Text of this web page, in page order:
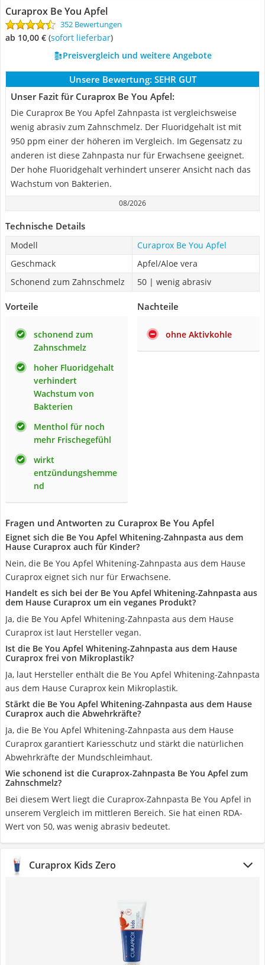
Curaprox Be You Apfel
352 Bewertungen
ab 10,00 € ( Sofort lieferbar)
Preisvergleich und weitere Angebote
Unsere Bewertung: SEHR GUT
Unser Fazit für Curaprox Be You Apfel:
Die Curaprox Be You Apfel Zahnpasta ist vergleichsweise
wenig abrasiv zum Zahnschmelz. Der Fluoridgehalt ist mit
950 ppm einer der höheren im Vergleich. Im Gegensatz zu
anderen ist diese Zahnpasta nur für Erwachsene geeignet.
Der hohe Fluoridgehalt verhindert unserer Ansicht nach das
Wachstum von Bakterien.
08/2026
Technische Details
Modell
Curaprox Be You Apfel
Geschmack
Apfel/Aloe vera
Schonend zum Zahnschmelz
50 | wenig abrasiv
Vorteile
schonend zum
Zahnschmelz
hoher Fluoridgehalt
verhindert
Wachstum von
Bakterien
Menthol für noch
mehr Frischegefühl
wirkt
entzündungshemme
nd
Nachteile
ohne Aktivkohle
Fragen und Antworten zu Curaprox Be You Apfel
Eignet sich die Be You Apfel Whitening-Zahnpasta aus dem
Hause Curaprox auch für Kinder?
Nein, die Be You Apfel Whitening-Zahnpasta aus dem Hause
Curaprox eignet sich nur für Erwachsene.
Handelt es sich bei der Be You Apfel Whitening-Zahnpasta aus
dem Hause Curaprox um ein veganes Produkt?
Ja, die Be You Apfel Whitening-Zahnpasta aus dem Hause
Curaprox ist laut Hersteller vegan.
Ist die Be You Apfel Whitening-Zahnpasta aus dem Hause
Curaprox frei von Mikroplastik?
Ja, laut Hersteller enthält die Be You Apfel Whitening-Zahnpasta
aus dem Hause Curaprox kein Mikroplastik.
Stärkt die Be You Apfel Whitening-Zahnpasta aus dem Hause
Curaprox auch die Abwehrkräfte?
Ja, die Be You Apfel Whitening-Zahnpasta aus dem Hause
Curaprox garantiert Kariesschutz und stärkt die natürlichen
Abwehrkräfte der Mundschleimhaut.
Wie schonend ist die Curaprox-Zahnpasta Be You Apfel zum
Zahnschmelz?
Bei diesem Wert liegt die Curaprox-Zahnpasta Be You Apfel in
unserem Vergleich im mittleren Bereich. Sie hat einen RDA-
Wert von 50, was wenig abrasiv bedeutet.
Curaprox Kids Zero